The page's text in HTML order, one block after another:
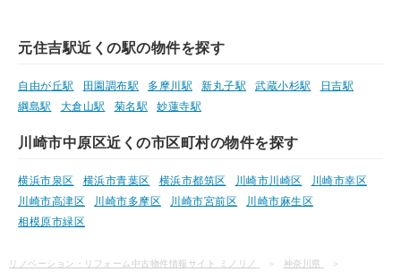
元住吉駅近くの駅の物件を探す
自由が丘駅 田園調布駅 多摩川駅 新丸子駅 武蔵小杉駅
日吉駅
綱島駅
大倉山駅 菊名駅 妙蓮寺駅
川崎市中原区近くの市区町村の物件を探す
横浜市泉区 横浜市青葉区 横浜市都筑区 川崎市川崎区
川崎市幸区
川崎市高津区
川崎市多摩区 川崎市宮前区
川崎市麻生区
相模原市緑区
リノベーション・リフォーム中古物件情報サイト ミノリノ
神奈川県